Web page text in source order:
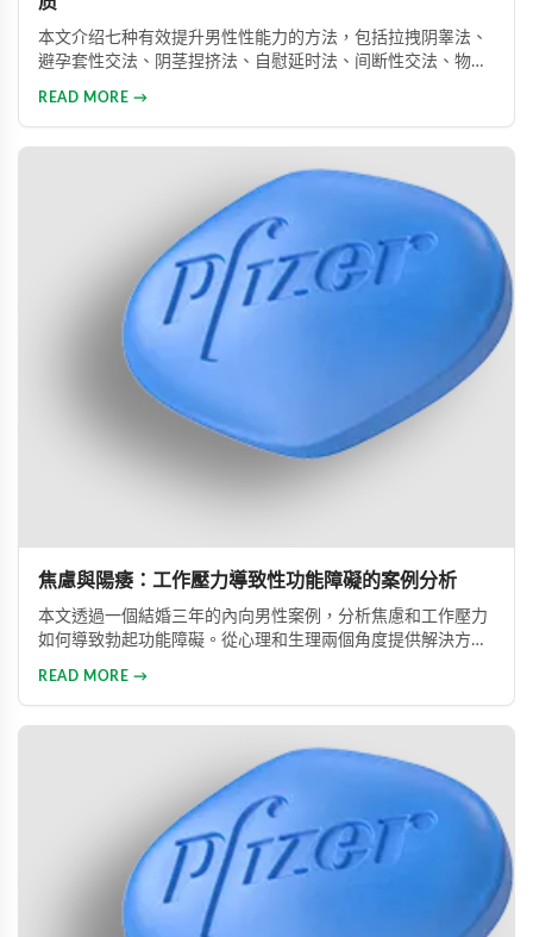
本文介绍七种有效提升男性性能力的方法，包括拉拽阴睾法、
避孕套性交法、阴茎捏挤法、自慰延时法、间断性交法、物理
READ MORE →
焦慮與陽痿：工作壓力導致性功能障礙的案例分析
本文透過一個結婚三年的內向男性案例，分析焦慮和工作壓力
如何導致勃起功能障礙。從心理和生理兩個角度提供解決方
READ MORE →